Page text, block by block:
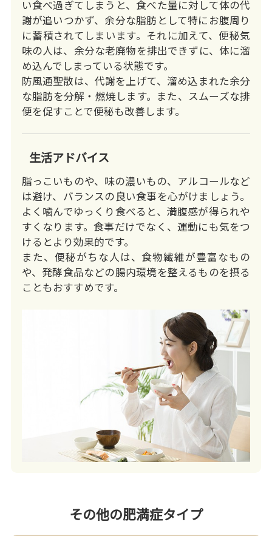
い食べ過ぎてしまうと、食べた量に対して体の代
謝が追いつかず、余分な脂肪として特にお腹周り
に蓄積されてしまいます。それに加えて、便秘気
味の人は、余分な老廃物を排出できずに、体に溜
め込んでしまっている状態です。
防風通聖散は、代謝を上げて、溜め込まれた余分
な脂肪を分解・燃焼します。また、スムーズな排
便を促すことで便秘も改善します。
生活アドバイス
脂っこいものや、味の濃いもの、アルコールなど
は避け、バランスの良い食事を心がけましょう。
よく噛んでゆっくり食べると、満腹感が得られや
すくなります。食事だけでなく、運動にも気をつ
けるとより効果的です。
また、便秘がちな人は、食物繊維が豊富なもの
や、発酵食品などの腸内環境を整えるものを摂る
こともおすすめです。
その他の肥満症タイプ